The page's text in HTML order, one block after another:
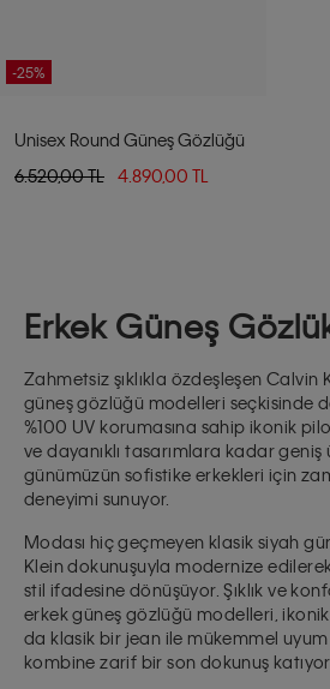
-25%
Unisex Round Güneş Gözlüğü
6.520,00 TL
4.890,00 TL
Erkek Güneş
Zahmetsiz şıklıkla özdeşleşen Calvin
güneş gözlüğü modelleri seçkisinde
%100 UV korumasına sahip ikonik
ve dayanıklı tasarımlara kadar geniş
günümüzün sofistike erkekleri için
deneyimi sunuyor.
Modası hiç geçmeyen klasik siyah
Klein dokunuşuyla modernize
stil ifadesine dönüşüyor. Şıklık ve
erkek güneş gözlüğü modelleri,
da klasik bir jean ile mükemmel
kombine zarif bir son dokunuş katıyor.